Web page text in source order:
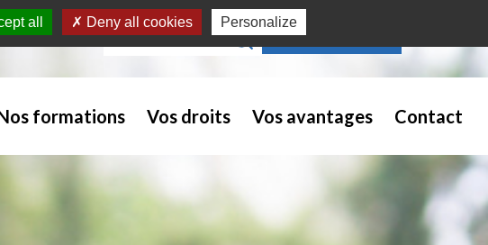
Recherche pour : NOUS REJOINDRE
formations Vos droits Vos avantages Contact
all Deny all cookies Personalize